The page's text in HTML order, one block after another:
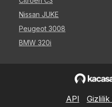
Nissan JUKE
Peugeot 3008
BMW 320i
API Gizlilik